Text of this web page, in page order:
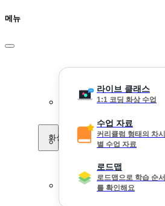
메뉴
화상 수업
라이브 클래스
1:1 코딩 화상 수업
수업 자료
커리큘럼 형태의 차시
별 수업 자료
로드맵
로드맵으로 학습 순서
를 확인해요